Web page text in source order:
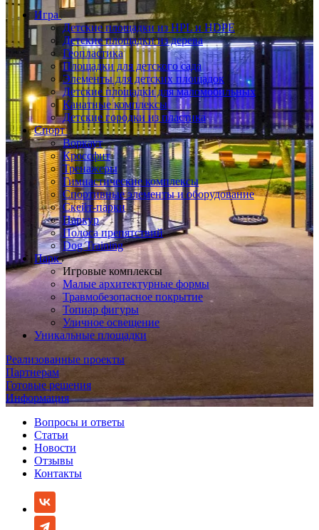
Игра
Детские площадки из HPL и HDPE
Детские площадки из дерева
Геопластика
Площадки для детского сада
Элементы для детских площадок
Детские площадки для маломобильных
Канатные комплексы
Детские городки из пластика
Спорт
Воркаут
Кроссфит
Тренажеры
Гимнастические комплексы
Спортивные элементы и оборудование
Скейт-парки
Паркур
Полоса препятствий
Dog Training
Парк
Игровые комплексы
Малые архитектурные формы
Травмобезопасное покрытие
Топиар фигуры
Уличное освещение
Уникальные площадки
Реализованные проекты
Партнерам
Готовые решения
Информация
Вопросы и ответы
Статьи
Новости
Отзывы
Контакты